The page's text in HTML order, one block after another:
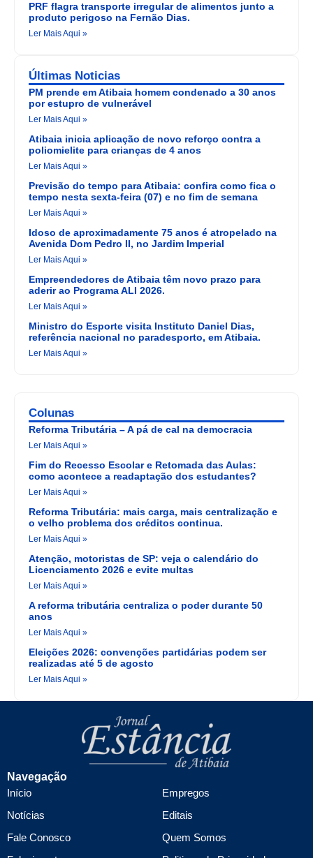
PRF flagra transporte irregular de alimentos junto a
produto perigoso na Fernão Dias.
Ler Mais Aqui »
Últimas Noticias
PM prende em Atibaia homem condenado a 30 anos
por estupro de vulnerável
Ler Mais Aqui »
Atibaia inicia aplicação de novo reforço contra a
poliomielite para crianças de 4 anos
Ler Mais Aqui »
Previsão do tempo para Atibaia: confira como fica o
tempo nesta sexta-feira (07) e no fim de semana
Ler Mais Aqui »
Idoso de aproximadamente 75 anos é atropelado na
Avenida Dom Pedro II, no Jardim Imperial
Ler Mais Aqui »
Empreendedores de Atibaia têm novo prazo para
aderir ao Programa ALI 2026.
Ler Mais Aqui »
Ministro do Esporte visita Instituto Daniel Dias,
referência nacional no paradesporto, em Atibaia.
Ler Mais Aqui »
Colunas
Reforma Tributária – A pá de cal na democracia
Ler Mais Aqui »
Fim do Recesso Escolar e Retomada das Aulas:
como acontece a readaptação dos estudantes?
Ler Mais Aqui »
Reforma Tributária: mais carga, mais centralização e
o velho problema dos créditos continua.
Ler Mais Aqui »
Atenção, motoristas de SP: veja o calendário do
Licenciamento 2026 e evite multas
Ler Mais Aqui »
A reforma tributária centraliza o poder durante 50
anos
Ler Mais Aqui »
Eleições 2026: convenções partidárias podem ser
realizadas até 5 de agosto
Ler Mais Aqui »
Navegação
Início
Notícias
Fale Conosco
Empregos
Editais
Quem Somos